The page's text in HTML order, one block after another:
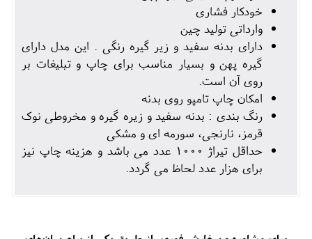
خودکار فشاری
وارداتی تولید چین
دارای بدنه سفید و زیر گیره رنگی . این مدل دارای
گیره پهن و بسیار مناسب برای چاپ و تبلیغات بر
روی آن است.
امکان چاپ تامپو روی بدنه
رنگ بندی : بدنه سفید و زیره گیره و مخروطی نوک
قرمز، نارنجی، سورمه ای و مشکی
حداقل تیراژ 1000 عدد می باشد و هزینه چاپ نیز
برای هزار عدد لحاظ می گردد.